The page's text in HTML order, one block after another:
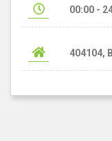
00:00 -
404104,